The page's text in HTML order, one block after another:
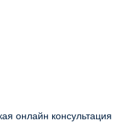
онлайн консультация